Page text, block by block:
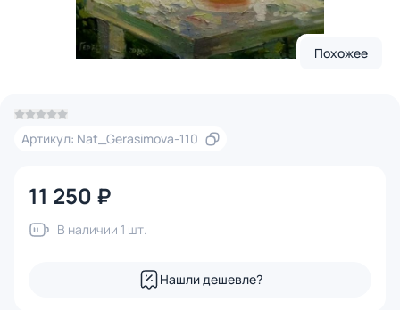
Похожее
Артикул: Nat_Gerasimova-110
11 250 ₽
В наличии 1 шт.
Нашли дешевле?